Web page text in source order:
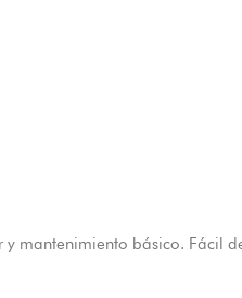
mantenimiento básico. Fácil